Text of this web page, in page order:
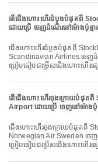
តើជើងហោះហើរដំបូងបំផុតពី
ដោយប្រើ ចេញដំណើរនៅម៉ោងប៉ុន្មា
ជើងហោះហើរដំបូងបំផុតពី Stockholm Arlanda Airport ទៅ Malaga Airport ជាមួយ
Scandinavian Airlines ចេញ
ប្រៀបធៀបជម្រើសជើងហោះហើរផ្
តើជើងហោះហើរចុងក្រោយបំផុត
Airport ដោយប្រើ ចេញនៅម៉ោងប៉ុ
ជើងហោះហើរចុងក្រោយបំផុតពី Stockholm Arlanda Airport ទៅ Malaga Airport ជាមួយ
Norwegian Air Sweden ចេ
ប្រៀបធៀបជម្រើសជើងហោះហើរផ្